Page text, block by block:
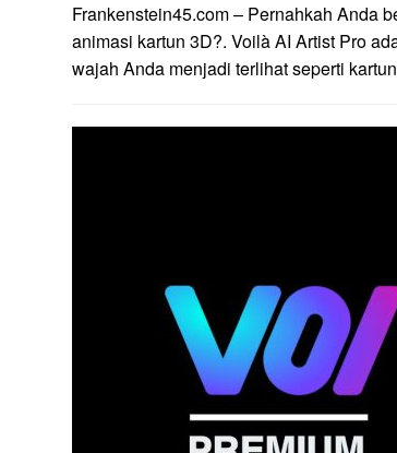
Frankenstein45.com – Pernahkah Anda
animasi kartun 3D?. Voilà AI Artist Pro
wajah Anda menjadi terlihat seperti